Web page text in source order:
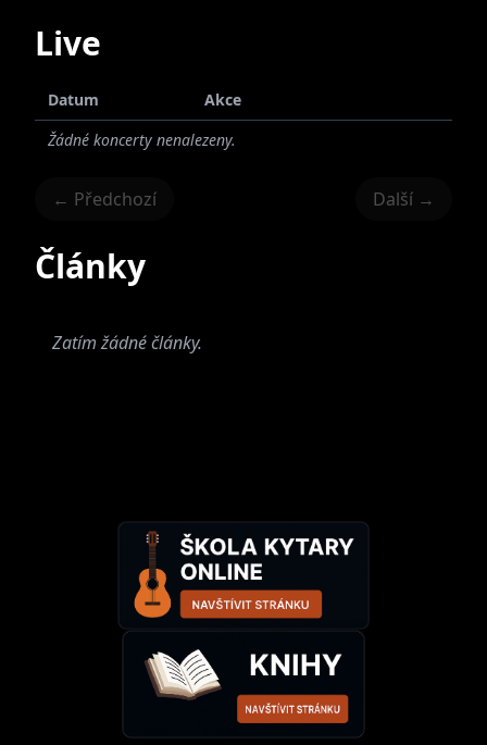
Live
Datum
Akce
Žádné koncerty nenalezeny.
← Předchozí Další →
Články
Zatím žádné články.